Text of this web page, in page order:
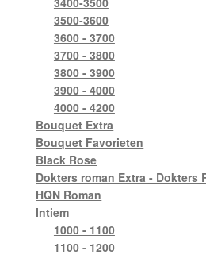
3500-3600
3600 - 3700
3700 - 3800
3800 - 3900
3900 - 4000
4000 - 4200
Bouquet Extra
Bouquet Favorieten
Black Rose
Dokters roman Extra - Dokters
HQN Roman
Intiem
1000 - 1100
1100 - 1200